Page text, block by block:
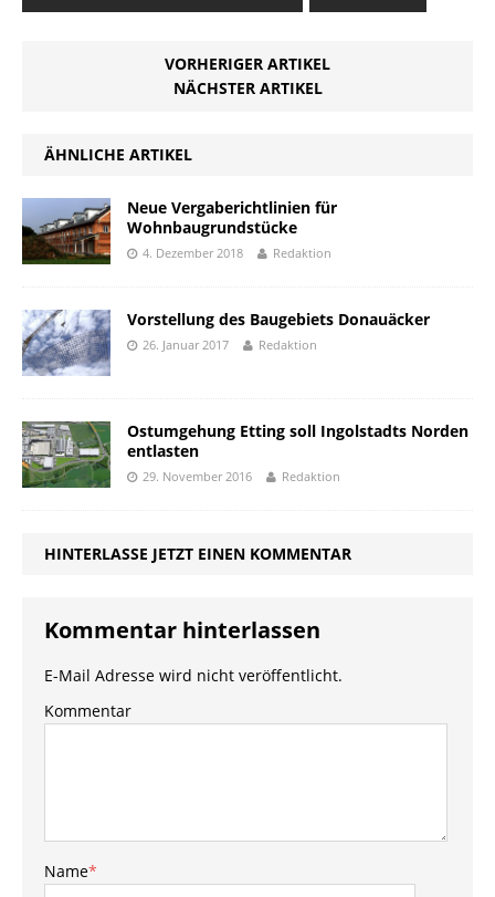
VORHERIGER ARTIKEL
NÄCHSTER ARTIKEL
ÄHNLICHE ARTIKEL
Neue Vergaberichtlinien für
Wohnbaugrundstücke
4. Dezember 2018 Redaktion
Vorstellung des Baugebiets Donauäcker
26. Januar 2017 Redaktion
Ostumgehung Etting soll Ingolstadts Norden
entlasten
29. November 2016 Redaktion
HINTERLASSE JETZT EINEN KOMMENTAR
Kommentar hinterlassen
E-Mail Adresse wird nicht veröffentlicht.
Kommentar
Name*